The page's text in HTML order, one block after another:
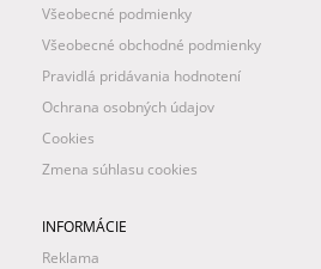
Všeobecné podmienky
Všeobecné obchodné podmienky
Pravidlá pridávania hodnotení
Ochrana osobných údajov
Cookies
Zmena súhlasu cookies
INFORMÁCIE
Reklama